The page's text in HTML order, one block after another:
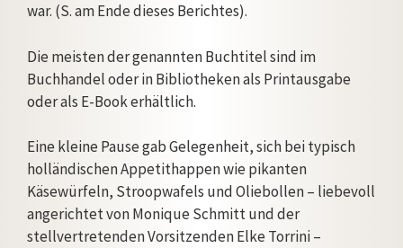
war. (S. am Ende dieses Berichtes).
Die meisten der genannten Buchtitel sind im
Buchhandel oder in Bibliotheken als Printausgabe
oder als E-Book erhältlich.
Eine kleine Pause gab Gelegenheit, sich bei typisch
holländischen Appetithappen wie pikanten
Käsewürfeln, Stroopwafels und Oliebollen – liebevoll
angerichtet von Monique Schmitt und der
stellvertretenden Vorsitzenden Elke Torrini –